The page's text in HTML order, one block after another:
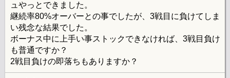
ュやっとできました。
継続率80%オーバーとの事でしたが、3戦目に負けてしま
い残念な結果でした。
ボーナス中に上手い事ストックできなければ、3戦目負け
も普通ですか？
2戦目負けの即落ちもありますか？